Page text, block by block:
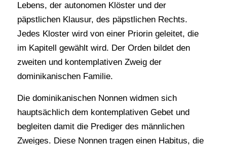
Lebens, der autonomen Klöster und der
päpstlichen Klausur, des päpstlichen Rechts.
Jedes Kloster wird von einer Priorin geleitet, die
im Kapitell gewählt wird. Der Orden bildet den
zweiten und kontemplativen Zweig der
dominikanischen Familie.
Die dominikanischen Nonnen widmen sich
hauptsächlich dem kontemplativen Gebet und
begleiten damit die Prediger des männlichen
Zweiges. Diese Nonnen tragen einen Habitus, die